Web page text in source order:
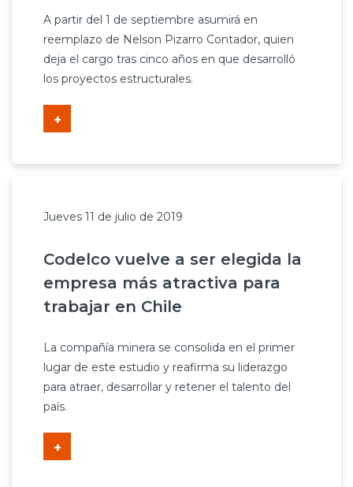
A partir del 1 de septiembre asumirá en
reemplazo de Nelson Pizarro Contador, quien
deja el cargo tras cinco años en que desarrolló
los proyectos estructurales.
+
Jueves 11 de julio de 2019
Codelco vuelve a ser elegida la
empresa más atractiva para
trabajar en Chile
La compañía minera se consolida en el primer
lugar de este estudio y reafirma su liderazgo
para atraer, desarrollar y retener el talento del
país.
+